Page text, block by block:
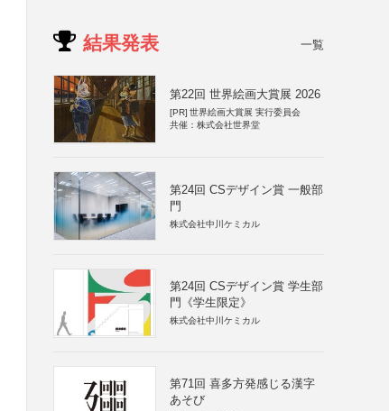
結果発表 一覧
第22回 世界絵画大賞展 2026
[PR] 世界絵画大賞展 実行委員会
共催：株式会社世界堂
第24回 CSデザイン賞 一般部
門
株式会社中川ケミカル
第24回 CSデザイン賞 学生部
門《学生限定》
株式会社中川ケミカル
第71回 喜多方発感じる漢字
あそび